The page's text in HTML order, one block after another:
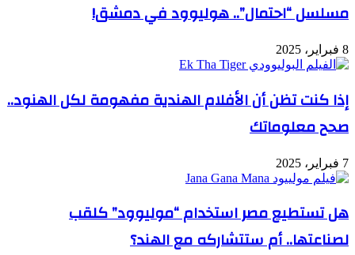
مسلسل “احتمال”.. هوليوود في دمشق!
8 فبراير، 2025
إذا كنت تظن أن الأفلام الهندية مفهومة لكل الهنود..
صحح معلوماتك
7 فبراير، 2025
هل تستطيع مصر استخدام “موليوود” كلقب
لصناعتها.. أم ستتشاركه مع الهند؟